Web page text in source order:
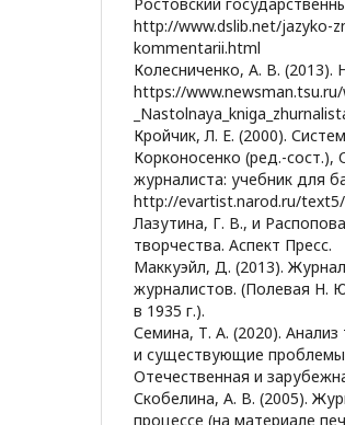
http://www.dslib.net/jazyko-
kommentarii.html
Колесниченко, А. В. (2013).
https://
Кройчик, Л. Е. (2000).
Корконосенко (ред.-
журналиста: учебник для
http://evartist.narod.ru/
Лазутина, Г. В., и
творчества. Аспект Пресс.
Маккуэйл, Д. (2013).
журналистов. (Полевая Н.
в 1935 г.).
Семина, Т. А. (2020).
и существующие
Отечественная и
Скобелина, А. В. (2005).
процессе (на материале